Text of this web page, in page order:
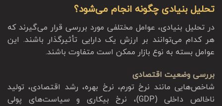
تحلیل بنیادی چگونه انجام می‌شود؟
در تحلیل بنیادی، عوامل مختلفی مورد بررسی قرار می‌گیرند که
هر کدام می‌توانند بر ارزش یک دارایی تأثیرگذار باشند. این
عوامل بسته به نوع بازار ممکن است متفاوت باشند.
بررسی وضعیت اقتصادی
شاخص‌هایی مانند نرخ تورم، نرخ بهره، رشد اقتصادی، تولید
ناخالص داخلی (GDP)، نرخ بیکاری و سیاست‌های پولی